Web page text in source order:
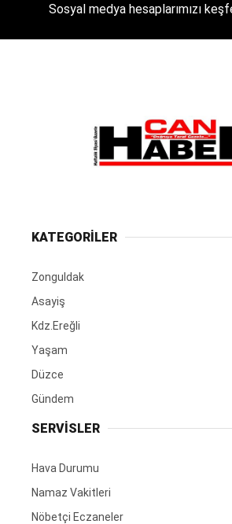
Sosyal medya hesaplarımızı
KATEGORİLER
Zonguldak
Asayiş
Kdz.Ereğli
Yaşam
Düzce
Gündem
SERVİSLER
Hava Durumu
Namaz Vakitleri
Nöbetçi Eczaneler